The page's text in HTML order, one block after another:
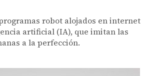
programas robot alojados en internet
artificial (IA), que imitan las
a la perfección.